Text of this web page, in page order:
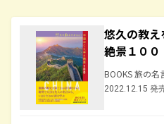
悠久の教
絶景１００
BOOKS 旅の名
2022.12.15 発